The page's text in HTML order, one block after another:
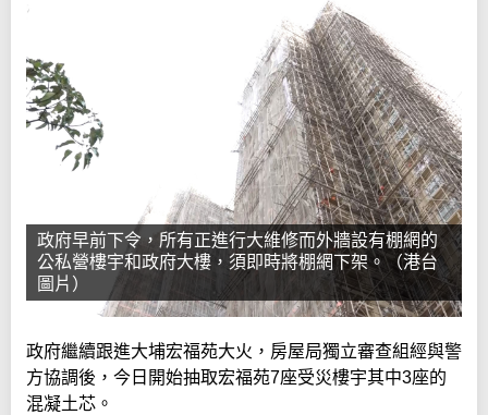
政府早前下令，所有正進行大維修而外牆設有棚網的
公私營樓宇和政府大樓，須即時將棚網下架。（港台
圖片）
政府繼續跟進大埔宏福苑大火，房屋局獨立審查組經與警
方協調後，今日開始抽取宏福苑7座受災樓宇其中3座的
混凝土芯。